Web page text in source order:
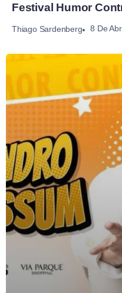
Festival Humor
Thiago Sardenberg 8 De